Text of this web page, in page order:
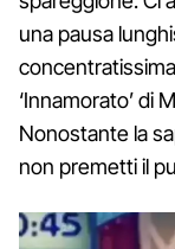
una pausa
‘Innamorato’ di
Nonostante la
non premetti il